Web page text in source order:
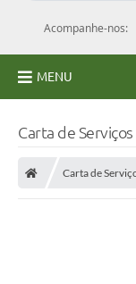
Acompanhe-nos:
MENU
Carta de
Carta de